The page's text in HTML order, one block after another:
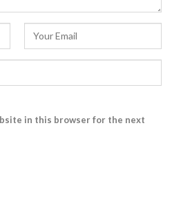
in this browser for the next